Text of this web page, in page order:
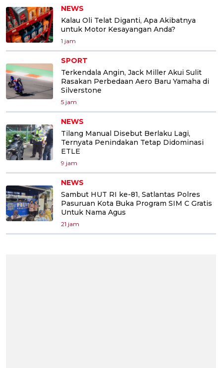
NEWS
Kalau Oli Telat Diganti, Apa Akibatnya
untuk Motor Kesayangan Anda?
1 jam
SPORT
Terkendala Angin, Jack Miller Akui Sulit
Rasakan Perbedaan Aero Baru Yamaha di
Silverstone
5 jam
NEWS
Tilang Manual Disebut Berlaku Lagi,
Ternyata Penindakan Tetap Didominasi
ETLE
9 jam
NEWS
Sambut HUT RI ke-81, Satlantas Polres
Pasuruan Kota Buka Program SIM C Gratis
Untuk Nama Agus
21 jam